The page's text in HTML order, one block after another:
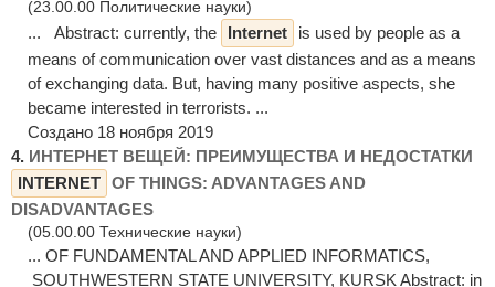
(23.00.00 Политические науки)
... Abstract: сurrently, the Internet
is used by people as a
means of communication over vast distances and as a means
of exchanging data. But, having many positive aspects, she
became interested in terrorists. ...
Создано 18 ноября 2019
4. ИНТЕРНЕТ ВЕЩЕЙ: ПРЕИМУЩЕСТВА И НЕДОСТАТКИ
INTERNET OF THINGS: ADVANTAGES AND
DISADVANTAGES
(05.00.00 Технические науки)
... OF FUNDAMENTAL AND APPLIED INFORMATICS,
SOUTHWESTERN STATE UNIVERSITY, KURSK Abstract: in